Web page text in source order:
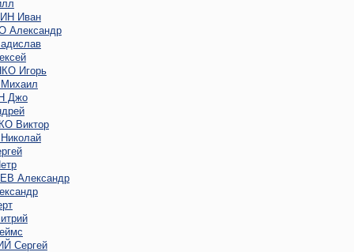
Иван
Игорь
Джо
Виктор
Александр
Сергей